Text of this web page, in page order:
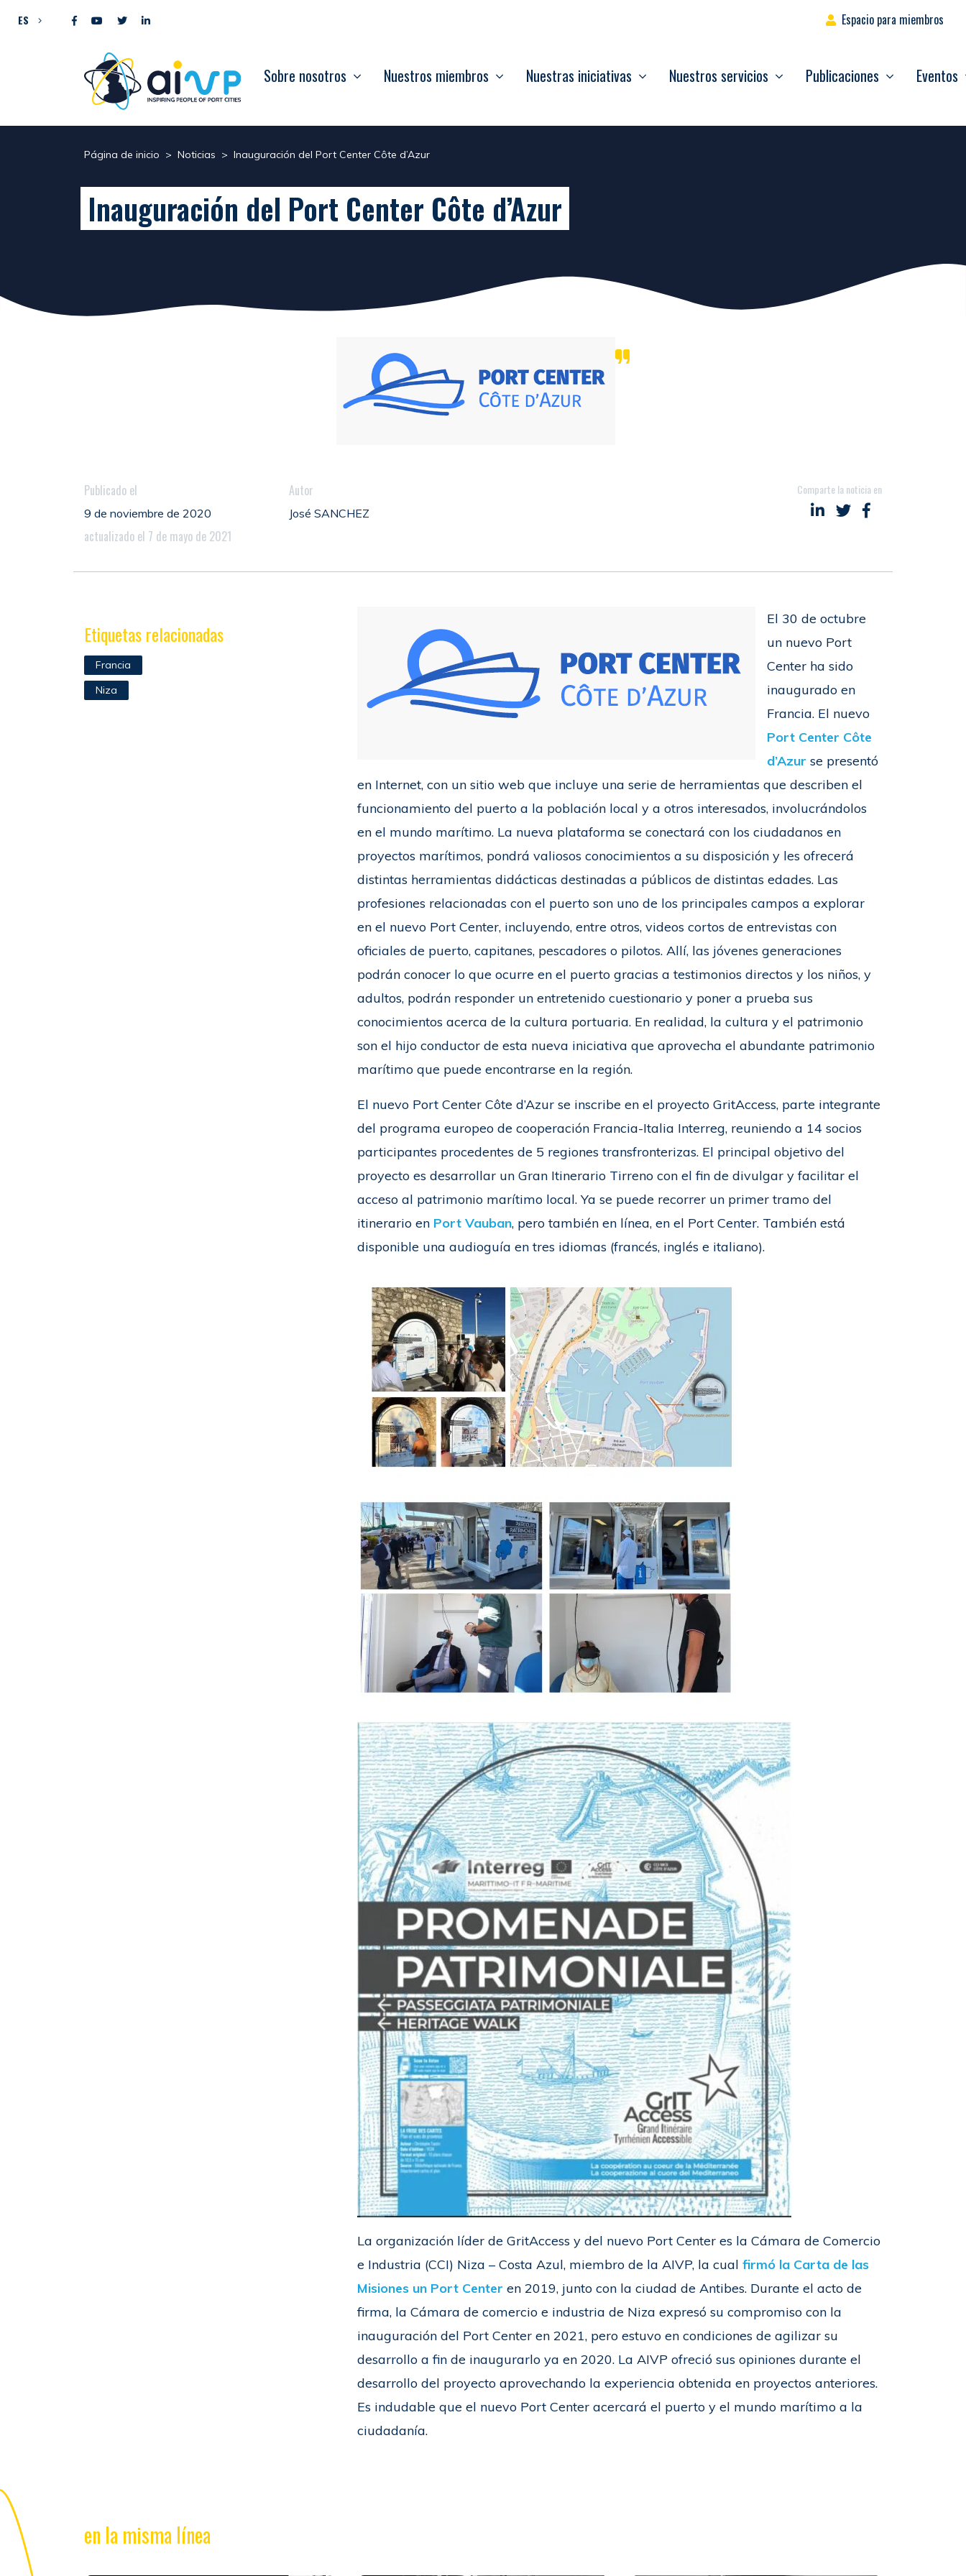
ES Espacio para miembros
Sobre nosotros Nuestros miembros Nuestras iniciativas Nuestros servicios Publicaciones Eventos
Página de inicio > Noticias > Inauguración del Port Center Côte d’Azur
Inauguración del Port Center Côte d’Azur
Publicado el
9 de noviembre de 2020
actualizado el 7 de mayo de 2021
Autor
José SANCHEZ
Comparte la noticia en
Compartir en LinkedIn
Compartir en Twitter
Compartir en
El 30 de octubre
un nuevo Port
Center ha sido
inaugurado en
Francia. El nuevo
Port Center Côte
d’Azur se presentó
en Internet, con un sitio web que incluye una serie de herramientas que describen el
funcionamiento del puerto a la población local y a otros interesados, involucrándolos
en el mundo marítimo. La nueva plataforma se conectará con los ciudadanos en
proyectos marítimos, pondrá valiosos conocimientos a su disposición y les ofrecerá
distintas herramientas didácticas destinadas a públicos de distintas edades. Las
profesiones relacionadas con el puerto son uno de los principales campos a explorar
en el nuevo Port Center, incluyendo, entre otros, videos cortos de entrevistas con
oficiales de puerto, capitanes, pescadores o pilotos. Allí, las jóvenes generaciones
podrán conocer lo que ocurre en el puerto gracias a testimonios directos y los niños, y
adultos, podrán responder un entretenido cuestionario y poner a prueba sus
conocimientos acerca de la cultura portuaria. En realidad, la cultura y el patrimonio
son el hijo conductor de esta nueva iniciativa que aprovecha el abundante patrimonio
marítimo que puede encontrarse en la región.
El nuevo Port Center Côte d’Azur se inscribe en el proyecto GritAccess, parte integrante
del programa europeo de cooperación Francia-Italia Interreg, reuniendo a 14 socios
participantes procedentes de 5 regiones transfronterizas. El principal objetivo del
proyecto es desarrollar un Gran Itinerario Tirreno con el fin de divulgar y facilitar el
acceso al patrimonio marítimo local. Ya se puede recorrer un primer tramo del
itinerario en Port Vauban, pero también en línea, en el Port Center. También está
disponible una audioguía en tres idiomas (francés, inglés e italiano).
La organización líder de GritAccess y del nuevo Port Center es la Cámara de Comercio
e Industria (CCI) Niza – Costa Azul, miembro de la AIVP, la cual firmó la Carta de las
Misiones un Port Center en 2019, junto con la ciudad de Antibes. Durante el acto de
firma, la Cámara de comercio e industria de Niza expresó su compromiso con la
inauguración del Port Center en 2021, pero estuvo en condiciones de agilizar su
desarrollo a fin de inaugurarlo ya en 2020. La AIVP ofreció sus opiniones durante el
desarrollo del proyecto aprovechando la experiencia obtenida en proyectos anteriores.
Es indudable que el nuevo Port Center acercará el puerto y el mundo marítimo a la
ciudadanía.
Etiquetas relacionadas
Francia
Niza
en la misma línea